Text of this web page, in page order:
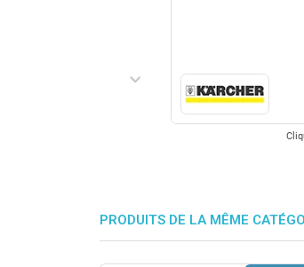
keyboard_arrow_right
PRODUITS DE LA MÊME